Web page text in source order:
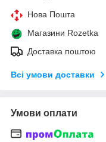
Нова Пошта
Магазини Rozetka
Доставка поштою
Всі умови доставки
Умови оплати